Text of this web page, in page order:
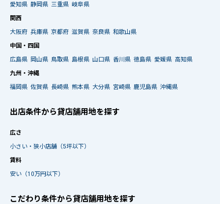
愛知県 静岡県 三重県 岐阜県
関西
大阪府 兵庫県 京都府 滋賀県 奈良県 和歌山県
中国・四国
広島県 岡山県 鳥取県 島根県 山口県 香川県 徳島県 愛媛県 高知県
九州・沖縄
福岡県 佐賀県 長崎県 熊本県 大分県 宮崎県 鹿児島県 沖縄県
出店条件から貸店舗用地を探す
広さ
小さい・狭小店舗（5坪以下）
賃料
安い（10万円以下）
こだわり条件から貸店舗用地を探す